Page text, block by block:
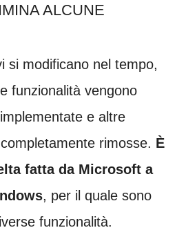
ALCUNE
si modificano nel tempo,
funzionalità vengono
e altre
rimosse. È
fatta da Microsoft a
, per il quale sono
funzionalità.